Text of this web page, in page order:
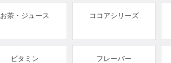
お茶・ジュース ココアシリーズ
ビタミン フレーバー